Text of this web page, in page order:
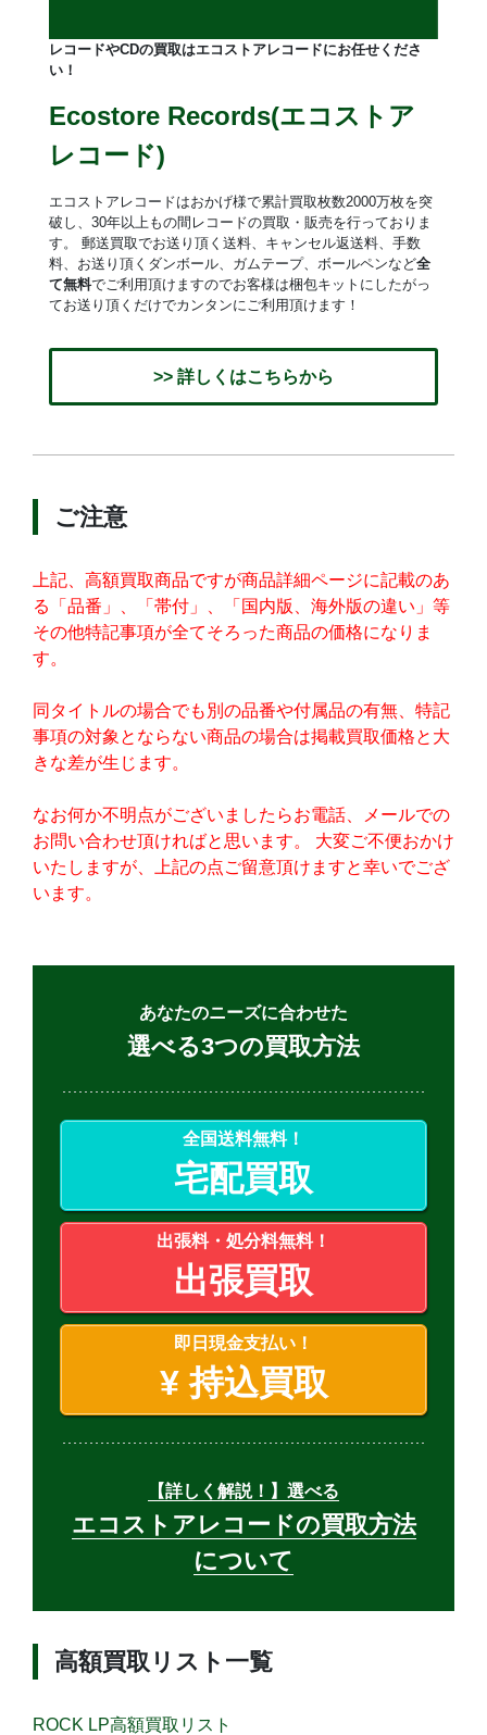
レコードやCDの買取はエコストアレコードにお任せくださ
い！
Ecostore Records(エコストア
レコード)
エコストアレコードはおかげ様で累計買取枚数2000万枚を突
破し、30年以上もの間レコードの買取・販売を行っておりま
す。 郵送買取でお送り頂く送料、キャンセル返送料、手数
料、お送り頂くダンボール、ガムテープ、ボールペンなど全
て無料でご利用頂けますのでお客様は梱包キットにしたがっ
てお送り頂くだけでカンタンにご利用頂けます！
>> 詳しくはこちらから
ご注意
上記、高額買取商品ですが商品詳細ページに記載のあ
る「品番」、「帯付」、「国内版、海外版の違い」等
その他特記事項が全てそろった商品の価格になりま
す。
同タイトルの場合でも別の品番や付属品の有無、特記
事項の対象とならない商品の場合は掲載買取価格と大
きな差が生じます。
なお何か不明点がございましたらお電話、メールでの
お問い合わせ頂ければと思います。 大変ご不便おかけ
いたしますが、上記の点ご留意頂けますと幸いでござ
います。
あなたのニーズに合わせた
選べる3つの買取方法
全国送料無料！
宅配買取
出張料・処分料無料！
出張買取
即日現金支払い！
¥持込買取
【詳しく解説！】選べる
エコストアレコードの買取方法
について
高額買取リスト一覧
ROCK LP高額買取リスト